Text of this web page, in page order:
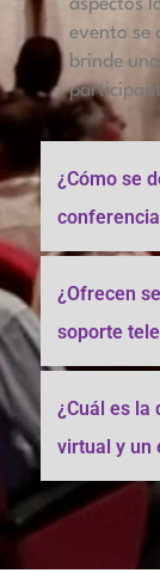
aspectos
evento se
brinde
¿Cómo se
¿Ofrecen
soporte
¿Cuál es la
virtual y un